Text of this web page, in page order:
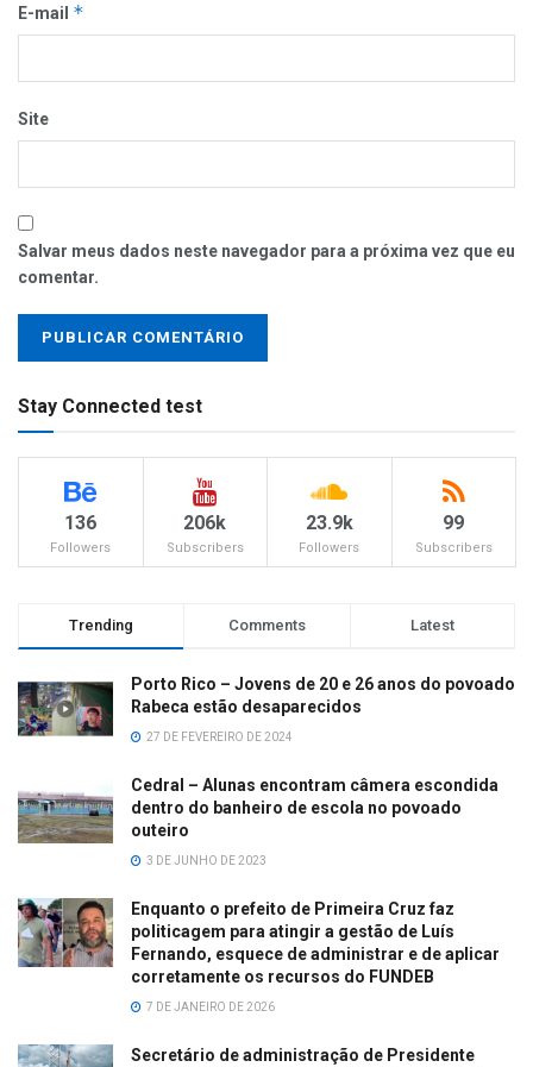
E-mail *
Site
Salvar meus dados neste navegador para a próxima vez que eu
comentar.
Stay Connected test
136
Followers
206k
Subscribers
23.9k
Followers
99
Subscribers
Trending Comments Latest
Porto Rico – Jovens de 20 e 26 anos do povoado
Rabeca estão desaparecidos
27 DE FEVEREIRO DE 2024
Cedral – Alunas encontram câmera escondida
dentro do banheiro de escola no povoado
outeiro
3 DE JUNHO DE 2023
Enquanto o prefeito de Primeira Cruz faz
politicagem para atingir a gestão de Luís
Fernando, esquece de administrar e de aplicar
corretamente os recursos do FUNDEB
7 DE JANEIRO DE 2026
Secretário de administração de Presidente